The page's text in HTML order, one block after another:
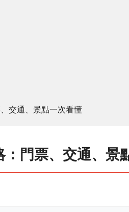
交通、景點一次看懂
門票、交通、景